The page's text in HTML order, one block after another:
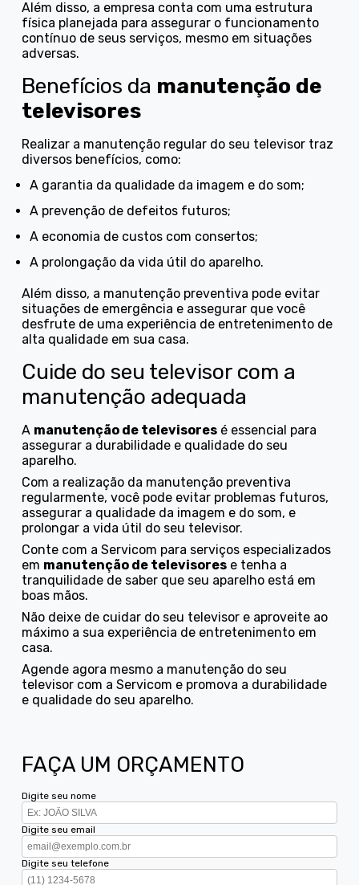
Além disso, a empresa conta com uma estrutura
física planejada para assegurar o funcionamento
contínuo de seus serviços, mesmo em situações
adversas.
Benefícios da manutenção de
televisores
Realizar a manutenção regular do seu televisor traz
diversos benefícios, como:
a garantia da qualidade da imagem e do som;
a prevenção de defeitos futuros;
a economia de custos com consertos;
a prolongação da vida útil do aparelho.
Além disso, a manutenção preventiva pode evitar
situações de emergência e assegurar que você
desfrute de uma experiência de entretenimento de
alta qualidade em sua casa.
Cuide do seu televisor com a
manutenção adequada
A manutenção de televisores é essencial para
assegurar a durabilidade e qualidade do seu
aparelho.
Com a realização da manutenção preventiva
regularmente, você pode evitar problemas futuros,
assegurar a qualidade da imagem e do som, e
prolongar a vida útil do seu televisor.
Conte com a Servicom para serviços especializados
em manutenção de televisores e tenha a
tranquilidade de saber que seu aparelho está em
boas mãos.
Não deixe de cuidar do seu televisor e aproveite ao
máximo a sua experiência de entretenimento em
casa.
Agende agora mesmo a manutenção do seu
televisor com a Servicom e promova a durabilidade
e qualidade do seu aparelho.
FAÇA UM ORÇAMENTO
Digite seu nome
Digite seu email
Digite seu telefone